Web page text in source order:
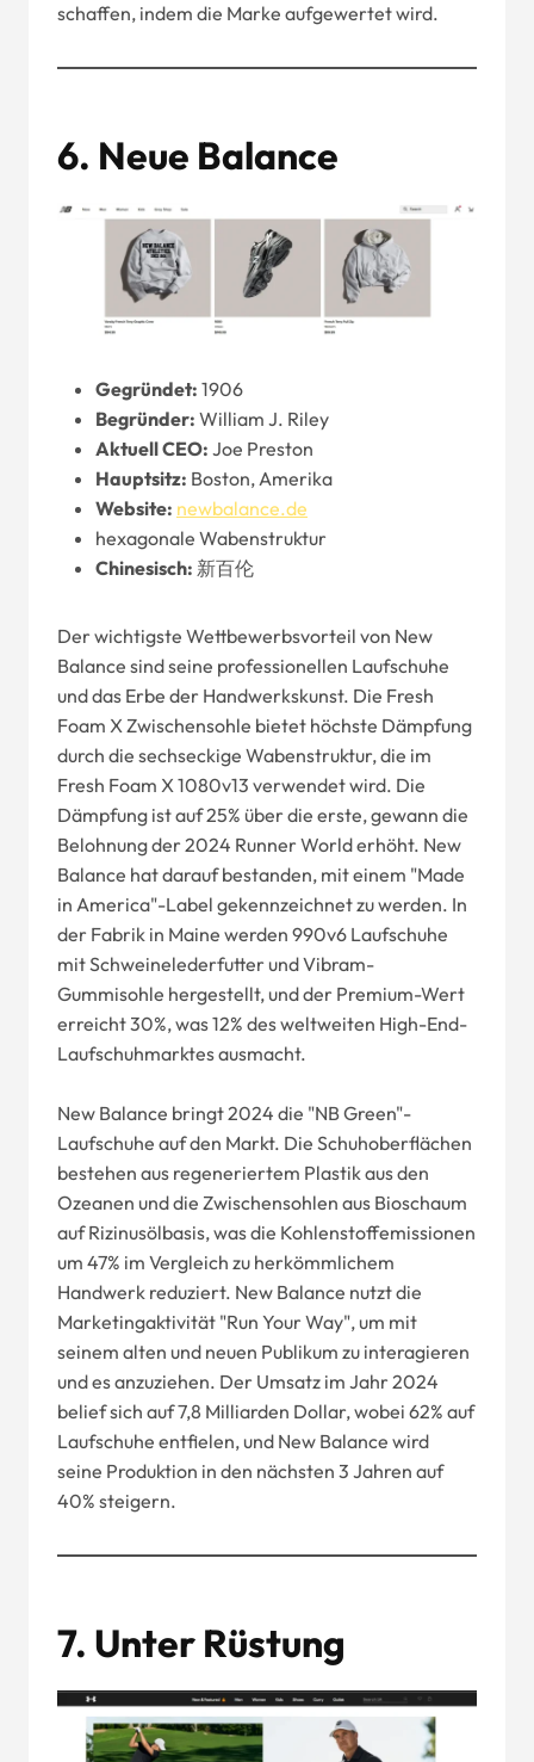
schaffen, indem die Marke aufgewertet wird.
6. Neue Balance
Gegründet: 1906
Begründer: William J. Riley
AktuellCEO: Joe Preston
Hauptsitz: Boston, Amerika
Website: newbalance.de
hexagonale Wabenstruktur
Chinesisch: 新百伦
Der wichtigste Wettbewerbsvorteil von New
Balance sind seine professionellen Laufschuhe
und das Erbe der Handwerkskunst. Die Fresh
Foam X Zwischensohle bietet höchste Dämpfung
durch die sechseckige Wabenstruktur, die im
Fresh Foam X 1080v13 verwendet wird. Die
Dämpfung ist auf 25% über die erste, gewann die
Belohnung der 2024 Runner World erhöht. New
Balance hat darauf bestanden, mit einem "Made
in America"-Label gekennzeichnet zu werden. In
der Fabrik in Maine werden 990v6 Laufschuhe
mit Schweinelederfutter und Vibram-
Gummisohle hergestellt, und der Premium-Wert
erreicht 30%, was 12% des weltweiten High-End-
Laufschuhmarktes ausmacht.
New Balance bringt 2024 die "NB Green"-
Laufschuhe auf den Markt. Die Schuhoberflächen
bestehen aus regeneriertem Plastik aus den
Ozeanen und die Zwischensohlen aus Bioschaum
auf Rizinusölbasis, was die Kohlenstoffemissionen
um 47% im Vergleich zu herkömmlichem
Handwerk reduziert. New Balance nutzt die
Marketingaktivität "Run Your Way", um mit
seinem alten und neuen Publikum zu interagieren
und es anzuziehen. Der Umsatz im Jahr 2024
belief sich auf 7,8 Milliarden Dollar, wobei 62% auf
Laufschuhe entfielen, und New Balance wird
seine Produktion in den nächsten 3 Jahren auf
40% steigern.
7. Unter Rüstung